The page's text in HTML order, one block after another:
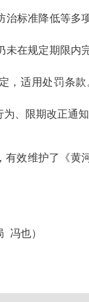
治标准降低等多
未在规定期限内
，适用处罚条
、限期改正通
有效维护了《黄
冯也）